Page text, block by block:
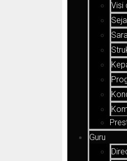
Visi
Guru